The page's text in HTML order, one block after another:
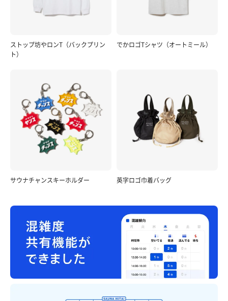
ストップ坊やロンT（バックプリン
ト）
でかロゴTシャツ（オートミール）
サウナチャンスキーホルダー 英字ロゴ巾着バッグ